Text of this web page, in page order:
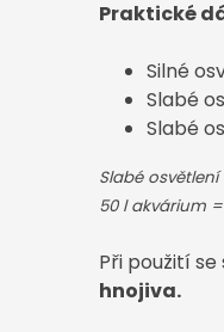
Praktické
Silné
Slabé
Slabé
Slabé
50 l akvárium
Při použití
hnojiva.